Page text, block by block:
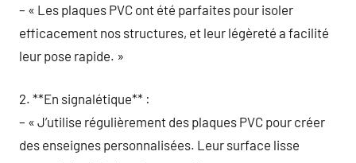
– « Les plaques PVC ont été parfaites pour isoler
efficacement nos structures, et leur légèreté a facilité
leur pose rapide. »
2. **En signalétique** :
– « J’utilise régulièrement des plaques PVC pour créer
des enseignes personnalisées. Leur surface lisse